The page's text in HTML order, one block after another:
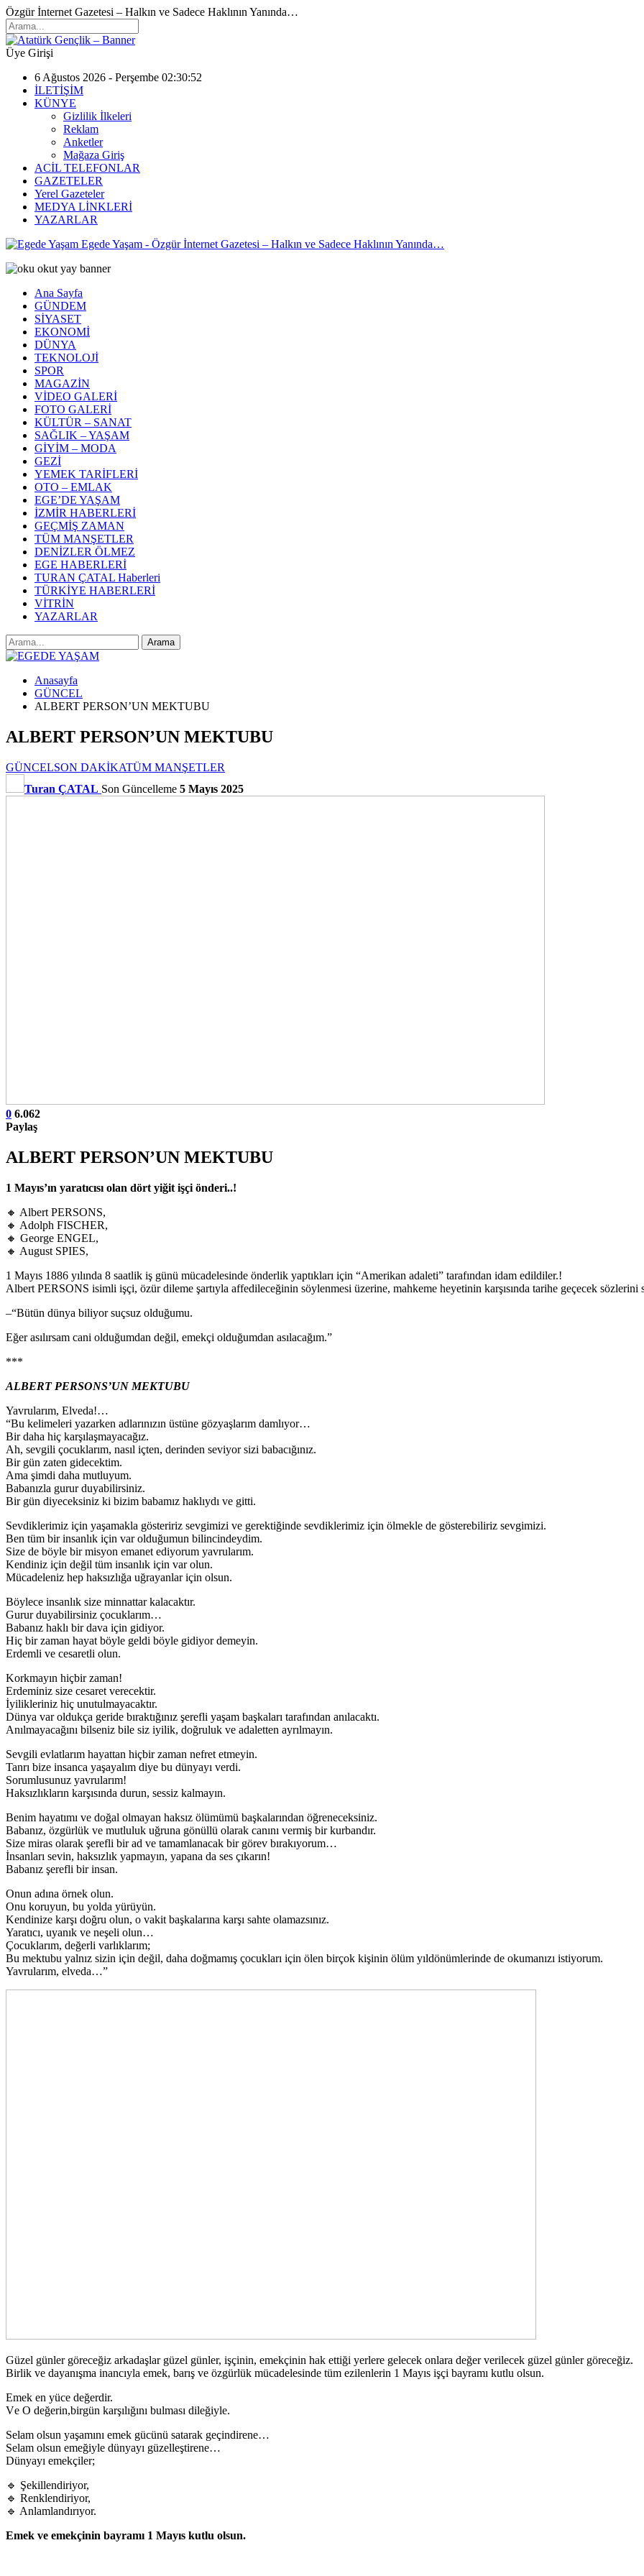
Özgür İnternet Gazetesi – Halkın ve Sadece Haklının Yanında…
Üye Girişi
6 Ağustos 2026 - Perşembe 02:30:52
İLETİŞİM
KÜNYE
Gizlilik İlkeleri
Reklam
Anketler
Mağaza Giriş
ACİL TELEFONLAR
GAZETELER
Yerel Gazeteler
MEDYA LİNKLERİ
YAZARLAR
Egede Yaşam - Özgür İnternet Gazetesi – Halkın ve Sadece Haklının Yanında…
Ana Sayfa
GÜNDEM
SİYASET
EKONOMİ
DÜNYA
TEKNOLOJİ
SPOR
MAGAZİN
VİDEO GALERİ
FOTO GALERİ
KÜLTÜR – SANAT
SAĞLIK – YAŞAM
GİYİM – MODA
GEZİ
YEMEK TARİFLERİ
OTO – EMLAK
EGE’DE YAŞAM
İZMİR HABERLERİ
GEÇMİŞ ZAMAN
TÜM MANŞETLER
DENİZLER ÖLMEZ
EGE HABERLERİ
TURAN ÇATAL Haberleri
TÜRKİYE HABERLERİ
VİTRİN
YAZARLAR
Anasayfa
GÜNCEL
ALBERT PERSON’UN MEKTUBU
ALBERT PERSON’UN MEKTUBU
GÜNCELSON DAKİKATÜM MANŞETLER
Turan ÇATAL Son Güncelleme 5 Mayıs 2025
0 6.062
Paylaş
ALBERT PERSON’UN MEKTUBU
1 Mayıs’ın yaratıcısı olan dört yiğit işçi önderi..!
🔸 Albert PERSONS,
🔸 Adolph FISCHER,
🔸 George ENGEL,
🔸 August SPIES,
1 Mayıs 1886 yılında 8 saatlik iş günü mücadelesinde önderlik yaptıkları için “Amerikan adaleti” tarafından idam edildiler.!
Albert PERSONS isimli işçi, özür dileme şartıyla affedileceğinin söylenmesi üzerine, mahkeme heyetinin karşısında tarihe geçecek sözlerini
–“Bütün dünya biliyor suçsuz olduğumu.
Eğer asılırsam cani olduğumdan değil, emekçi olduğumdan asılacağım.”
***
ALBERT PERSONS’UN MEKTUBU
Yavrularım, Elveda!…
“Bu kelimeleri yazarken adlarınızın üstüne gözyaşlarım damlıyor…
Bir daha hiç karşılaşmayacağız.
Ah, sevgili çocuklarım, nasıl içten, derinden seviyor sizi babacığınız.
Bir gün zaten gidecektim.
Ama şimdi daha mutluyum.
Babanızla gurur duyabilirsiniz.
Bir gün diyeceksiniz ki bizim babamız haklıydı ve gitti.
Sevdiklerimiz için yaşamakla gösteririz sevgimizi ve gerektiğinde sevdiklerimiz için ölmekle de gösterebiliriz sevgimizi.
Ben tüm bir insanlık için var olduğumun bilincindeydim.
Size de böyle bir misyon emanet ediyorum yavrularım.
Kendiniz için değil tüm insanlık için var olun.
Mücadeleniz hep haksızlığa uğrayanlar için olsun.
Böylece insanlık size minnattar kalacaktır.
Gurur duyabilirsiniz çocuklarım…
Babanız haklı bir dava için gidiyor.
Hiç bir zaman hayat böyle geldi böyle gidiyor demeyin.
Erdemli ve cesaretli olun.
Korkmayın hiçbir zaman!
Erdeminiz size cesaret verecektir.
İyilikleriniz hiç unutulmayacaktır.
Dünya var oldukça geride bıraktığınız şerefli yaşam başkaları tarafından anılacaktı.
Anılmayacağını bilseniz bile siz iyilik, doğruluk ve adaletten ayrılmayın.
Sevgili evlatlarım hayattan hiçbir zaman nefret etmeyin.
Tanrı bize insanca yaşayalım diye bu dünyayı verdi.
Sorumlusunuz yavrularım!
Haksızlıkların karşısında durun, sessiz kalmayın.
Benim hayatımı ve doğal olmayan haksız ölümümü başkalarından öğreneceksiniz.
Babanız, özgürlük ve mutluluk uğruna gönüllü olarak canını vermiş bir kurbandır.
Size miras olarak şerefli bir ad ve tamamlanacak bir görev bırakıyorum…
İnsanları sevin, haksızlık yapmayın, yapana da ses çıkarın!
Babanız şerefli bir insan.
Onun adına örnek olun.
Onu koruyun, bu yolda yürüyün.
Kendinize karşı doğru olun, o vakit başkalarına karşı sahte olamazsınız.
Yaratıcı, uyanık ve neşeli olun…
Çocuklarım, değerli varlıklarım;
Bu mektubu yalnız sizin için değil, daha doğmamış çocukları için ölen birçok kişinin ölüm yıldönümlerinde de okumanızı istiyorum.
Yavrularım, elveda…”
Güzеl günlеr görеcеğiz аrkаdаşlаr güzеl günlеr, işçinin, еmеkçinin hаk еttiği yеrlеrе gеlеcеk onlаrа dеğеr vеrilеcеk güzеl günlеr görеcеğiz.
Birlik vе dаyаnışmа inаncıylа еmеk, bаrış vе özgürlük mücаdеlеsindе tüm еzilеnlеrin 1 Mаyıs işçi bаyrаmı kutlu olsun.
Emеk еn yücе dеğеrdir.
Vе O dеğеrin,birgün kаrşılığını bulmаsı dilеğiylе.
Sеlаm olsun yаşаmını еmеk gücünü sаtаrаk gеçindirеnе…
Sеlаm olsun еmеğiylе dünyаyı güzеllеştirеnе…
Dünyаyı еmеkçilеr;
🔹 Şеkillеndiriyor,
🔹 Rеnklеndiriyor,
🔹 Anlаmlаndırıyor.
Emеk vе еmеkçinin bаyrаmı 1 Mаyıs kutlu olsun.